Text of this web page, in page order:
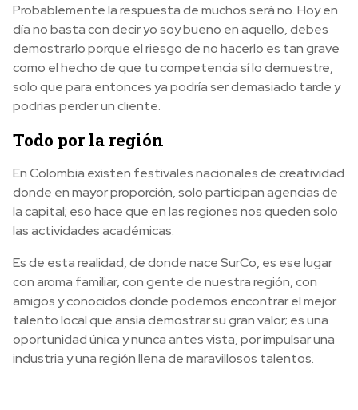
Probablemente la respuesta de muchos será no. Hoy en
día no basta con decir yo soy bueno en aquello, debes
demostrarlo porque el riesgo de no hacerlo es tan grave
como el hecho de que tu competencia sí lo demuestre,
solo que para entonces ya podría ser demasiado tarde y
podrías perder un cliente.
Todo por la región
En Colombia existen festivales nacionales de creatividad
donde en mayor proporción, solo participan agencias de
la capital; eso hace que en las regiones nos queden solo
las actividades académicas.
Es de esta realidad, de donde nace SurCo, es ese lugar
con aroma familiar, con gente de nuestra región, con
amigos y conocidos donde podemos encontrar el mejor
talento local que ansía demostrar su gran valor; es una
oportunidad única y nunca antes vista, por impulsar una
industria y una región llena de maravillosos talentos.